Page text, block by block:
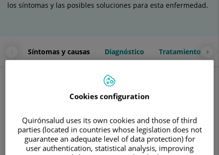
los síntomas y las posibles soluciones para esta enfermedad.
Síntomas y causas Diagnóstico Tratamiento
La obesidad mórbida es una enfermedad metabólica que
aumento de la masa corporal hasta niveles que
genético, en su desarrollo influyen determinados factores
ambientales.
Existen diferentes grados de obesidad dependiendo del
Cookies configuration
Quirónsalud uses its own cookies and those of third
parties (located in countries whose legislation does not
guarantee an adequate level of data protection) for
user authentication, statistical analysis, improving